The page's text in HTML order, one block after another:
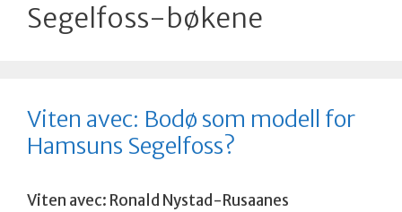
Segelfoss-bøkene
Viten avec: Bodø som modell for
Hamsuns Segelfoss?
Viten avec: Ronald Nystad-Rusaanes